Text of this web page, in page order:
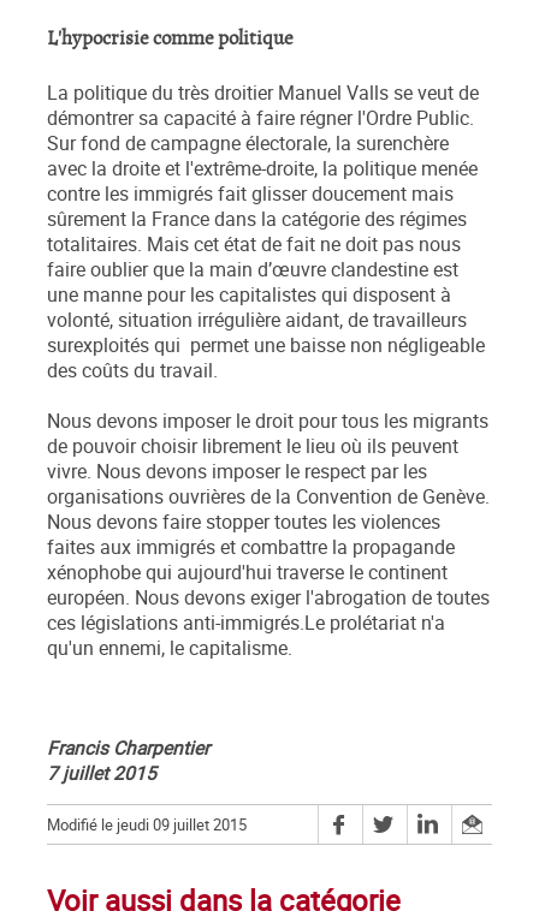
L'hypocrisie comme politique
La politique du très droitier Manuel Valls se veut de
démontrer sa capacité à faire régner l'Ordre Public.
Sur fond de campagne électorale, la surenchère
avec la droite et l'extrême-droite, la politique menée
contre les immigrés fait glisser doucement mais
sûrement la France dans la catégorie des régimes
totalitaires. Mais cet état de fait ne doit pas nous
faire oublier que la main d’œuvre clandestine est
une manne pour les capitalistes qui disposent à
volonté, situation irrégulière aidant, de travailleurs
surexploités qui permet une baisse non négligeable
des coûts du travail.
Nous devons imposer le droit pour tous les migrants
de pouvoir choisir librement le lieu où ils peuvent
vivre. Nous devons imposer le respect par les
organisations ouvrières de la Convention de Genève.
Nous devons faire stopper toutes les violences
faites aux immigrés et combattre la propagande
xénophobe qui aujourd'hui traverse le continent
européen. Nous devons exiger l'abrogation de toutes
ces législations anti-immigrés.Le prolétariat n'a
qu'un ennemi, le capitalisme.
Francis Charpentier
7 juillet 2015
Modifié le jeudi 09 juillet 2015
Voir aussi dans la catégorie